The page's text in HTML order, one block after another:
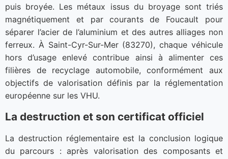
puis broyée. Les métaux issus du broyage sont triés
magnétiquement et par courants de Foucault pour
séparer l’acier de l’aluminium et des autres alliages non
ferreux. À Saint-Cyr-Sur-Mer (83270), chaque véhicule
hors d’usage enlevé contribue ainsi à alimenter ces
filières de recyclage automobile, conformément aux
objectifs de valorisation définis par la réglementation
européenne sur les VHU.
La destruction et son certificat officiel
La destruction réglementaire est la conclusion logique
du parcours : après valorisation des composants et